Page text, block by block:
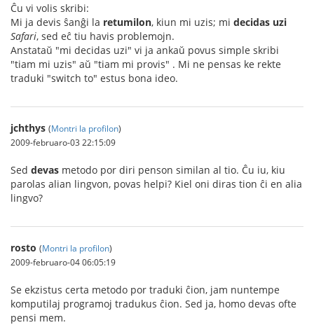
Ĉu vi volis skribi:
Mi ja devis ŝanĝi la retumilon, kiun mi uzis; mi decidas uzi
Safari, sed eĉ tiu havis problemojn.
Anstataŭ "mi decidas uzi" vi ja ankaŭ povus simple skribi
"tiam mi uzis" aŭ "tiam mi provis" . Mi ne pensas ke rekte
traduki "switch to" estus bona ideo.
jchthys (Montri la profilon)
2009-februaro-03 22:15:09
Sed devas metodo por diri penson similan al tio. Ĉu iu, kiu
parolas alian lingvon, povas helpi? Kiel oni diras tion ĉi en alia
lingvo?
rosto (Montri la profilon)
2009-februaro-04 06:05:19
Se ekzistus certa metodo por traduki ĉion, jam nuntempe
komputilaj programoj tradukus ĉion. Sed ja, homo devas ofte
pensi mem.